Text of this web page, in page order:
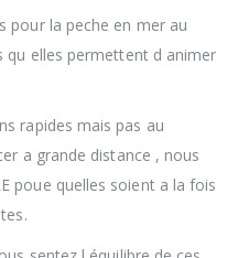
pour la peche en mer au
qu elles permettent d animer
rapides mais pas au
a grande distance , nous
poue quelles soient a la fois